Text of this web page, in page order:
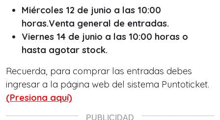
Miércoles 12 de junio a las 10:00
horas.Venta general de entradas.
Viernes 14 de junio a las 10:00 horas o
hasta agotar stock.
Recuerda, para comprar las entradas debes
ingresar a la página web del sistema Puntoticket.
(Presiona aquí)